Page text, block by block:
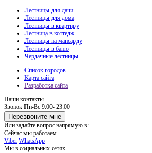
Лестницы для дачи
Лестницы для дома
Лестницы в квартиру
Лестница в коттедж
Лестницы на мансарду
Лестницы в баню
Чердачные лестницы
Список городов
Карта сайта
Разработка сайта
Наши контакты
Звонок Пн-Вс 9:00- 23:00
Перезвоните мне
Или задайте вопрос напрямую в:
Сейчас мы работаем
Viber WhatsApp
Мы в социальных сетях